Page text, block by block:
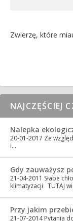
Zwierzę, które
NAJCZĘŚCIEJ
Nalepka
20-01-2017 Ze
i…
Gdy zauważysz
21-04-2011 Słabe
klimatyzacji TUTAJ
Przy jakim
21-07-2014 Pytania